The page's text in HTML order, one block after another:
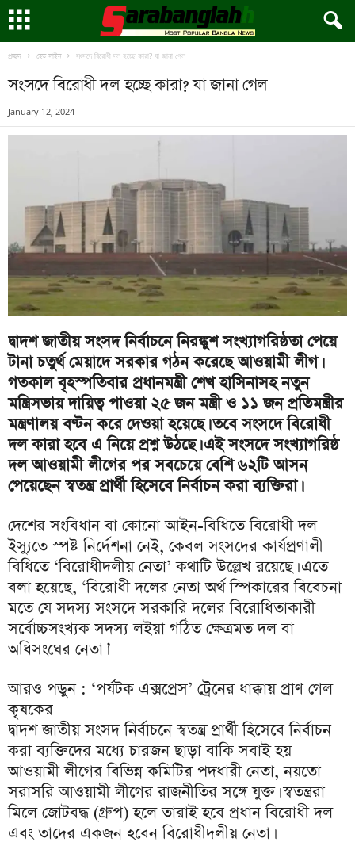
প্রচ্ছদ হেড লাইন সংসদে বিরোধী দল হচ্ছে কারা? যা জানা গেল
সংসদে বিরোধী দল হচ্ছে কারা? যা জানা গেল
January 12, 2024
দ্বাদশ জাতীয় সংসদ নির্বাচনে নিরঙ্কুশ সংখ্যাগরিষ্ঠতা পেয়ে
টানা চতুর্থ মেয়াদে সরকার গঠন করেছে আওয়ামী লীগ।
গতকাল বৃহস্পতিবার প্রধানমন্ত্রী শেখ হাসিনাসহ নতুন
মন্ত্রিসভায় দায়িত্ব পাওয়া ২৫ জন মন্ত্রী ও ১১ জন প্রতিমন্ত্রীর
মন্ত্রণালয় বণ্টন করে দেওয়া হয়েছে। তবে সংসদে বিরোধী
দল কারা হবে এ নিয়ে প্রশ্ন উঠছে। এই সংসদে সংখ্যাগরিষ্ঠ
দল আওয়ামী লীগের পর সবচেয়ে বেশি ৬২টি আসন
পেয়েছেন স্বতন্ত্র প্রার্থী হিসেবে নির্বাচন করা ব্যক্তিরা।
দেশের সংবিধান বা কোনো আইন-বিধিতে বিরোধী দল
ইস্যুতে স্পষ্ট নির্দেশনা নেই, কেবল সংসদের কার্যপ্রণালী
বিধিতে ‘বিরোধীদলীয় নেতা’ কথাটি উল্লেখ রয়েছে। এতে
বলা হয়েছে, ‘বিরোধী দলের নেতা অর্থ স্পিকারের বিবেচনা
মতে যে সদস্য সংসদে সরকারি দলের বিরোধিতাকারী
সর্বোচ্চসংখ্যক সদস্য লইয়া গঠিত ক্ষেত্রমত দল বা
অধিসংঘের নেতা।’
আরও পড়ুন : ‘পর্যটক এক্সপ্রেস’ ট্রেনের ধাক্কায় প্রাণ গেল
কৃষকের
দ্বাদশ জাতীয় সংসদ নির্বাচনে স্বতন্ত্র প্রার্থী হিসেবে নির্বাচন
করা ব্যক্তিদের মধ্যে চারজন ছাড়া বাকি সবাই হয়
আওয়ামী লীগের বিভিন্ন কমিটির পদধারী নেতা, নয়তো
সরাসরি আওয়ামী লীগের রাজনীতির সঙ্গে যুক্ত। স্বতন্ত্ররা
মিলে জোটবদ্ধ (গ্রুপ) হলে তারাই হবে প্রধান বিরোধী দল
এবং তাদের একজন হবেন বিরোধীদলীয় নেতা।